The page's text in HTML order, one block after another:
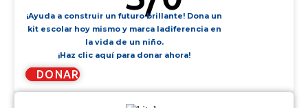
¡Ayuda a construir un futuro brillante! Dona un
kit escolar hoy mismo y marca ladiferencia en
la vida de un niño.
¡Haz clic aquí para donar ahora!
DONAR